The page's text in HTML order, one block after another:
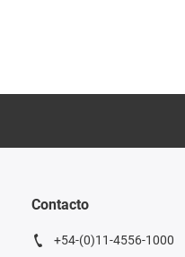
Contacto
+54-(0)11-4556-1000